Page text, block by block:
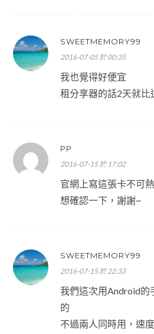
SWEETMEMORY99
2016-07-05 於 00:35
我也覺得好便宜
租分享器的話2天就比
PP
2016-07-15 於 17:02
官網上寫這張卡不可
想確認一下，謝謝~
SWEETMEMORY99
2016-07-15 於 22:33
我們這次用Android的
的
不過兩人同時用，速